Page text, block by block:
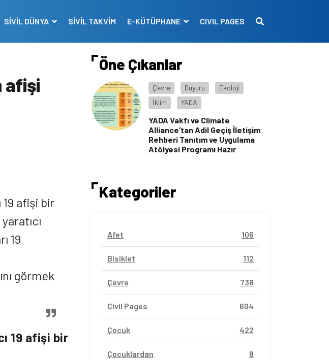
SİVİL DÜNYA SİVİL TAKVİM E-KÜTÜPHANE CIVIL PAGES
afişi
19 afişi bir
19
görmek
19 afişi bir
Öne Çıkanlar
Çevre Duyuru
Ekoloji
İklim
YADA
YADA Vakfı ve Climate
Alliance’tan Adil Geçiş İletişim
Rehberi Tanıtım ve Uygulama
Atölyesi Programı Hazır
Kategoriler
Afet 106
Bisiklet 112
Çevre 738
Civil Pages 604
Çocuk 422
Çocuklardan 8